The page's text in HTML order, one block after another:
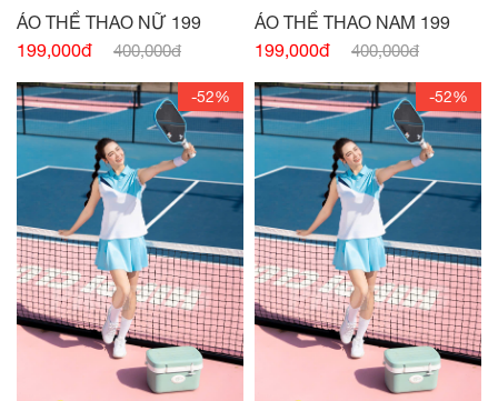
ÁO THỂ THAO NỮ 199
199,000đ
400,000đ
ÁO THỂ THAO NAM 199
199,000đ
400,000đ
-52% -52%